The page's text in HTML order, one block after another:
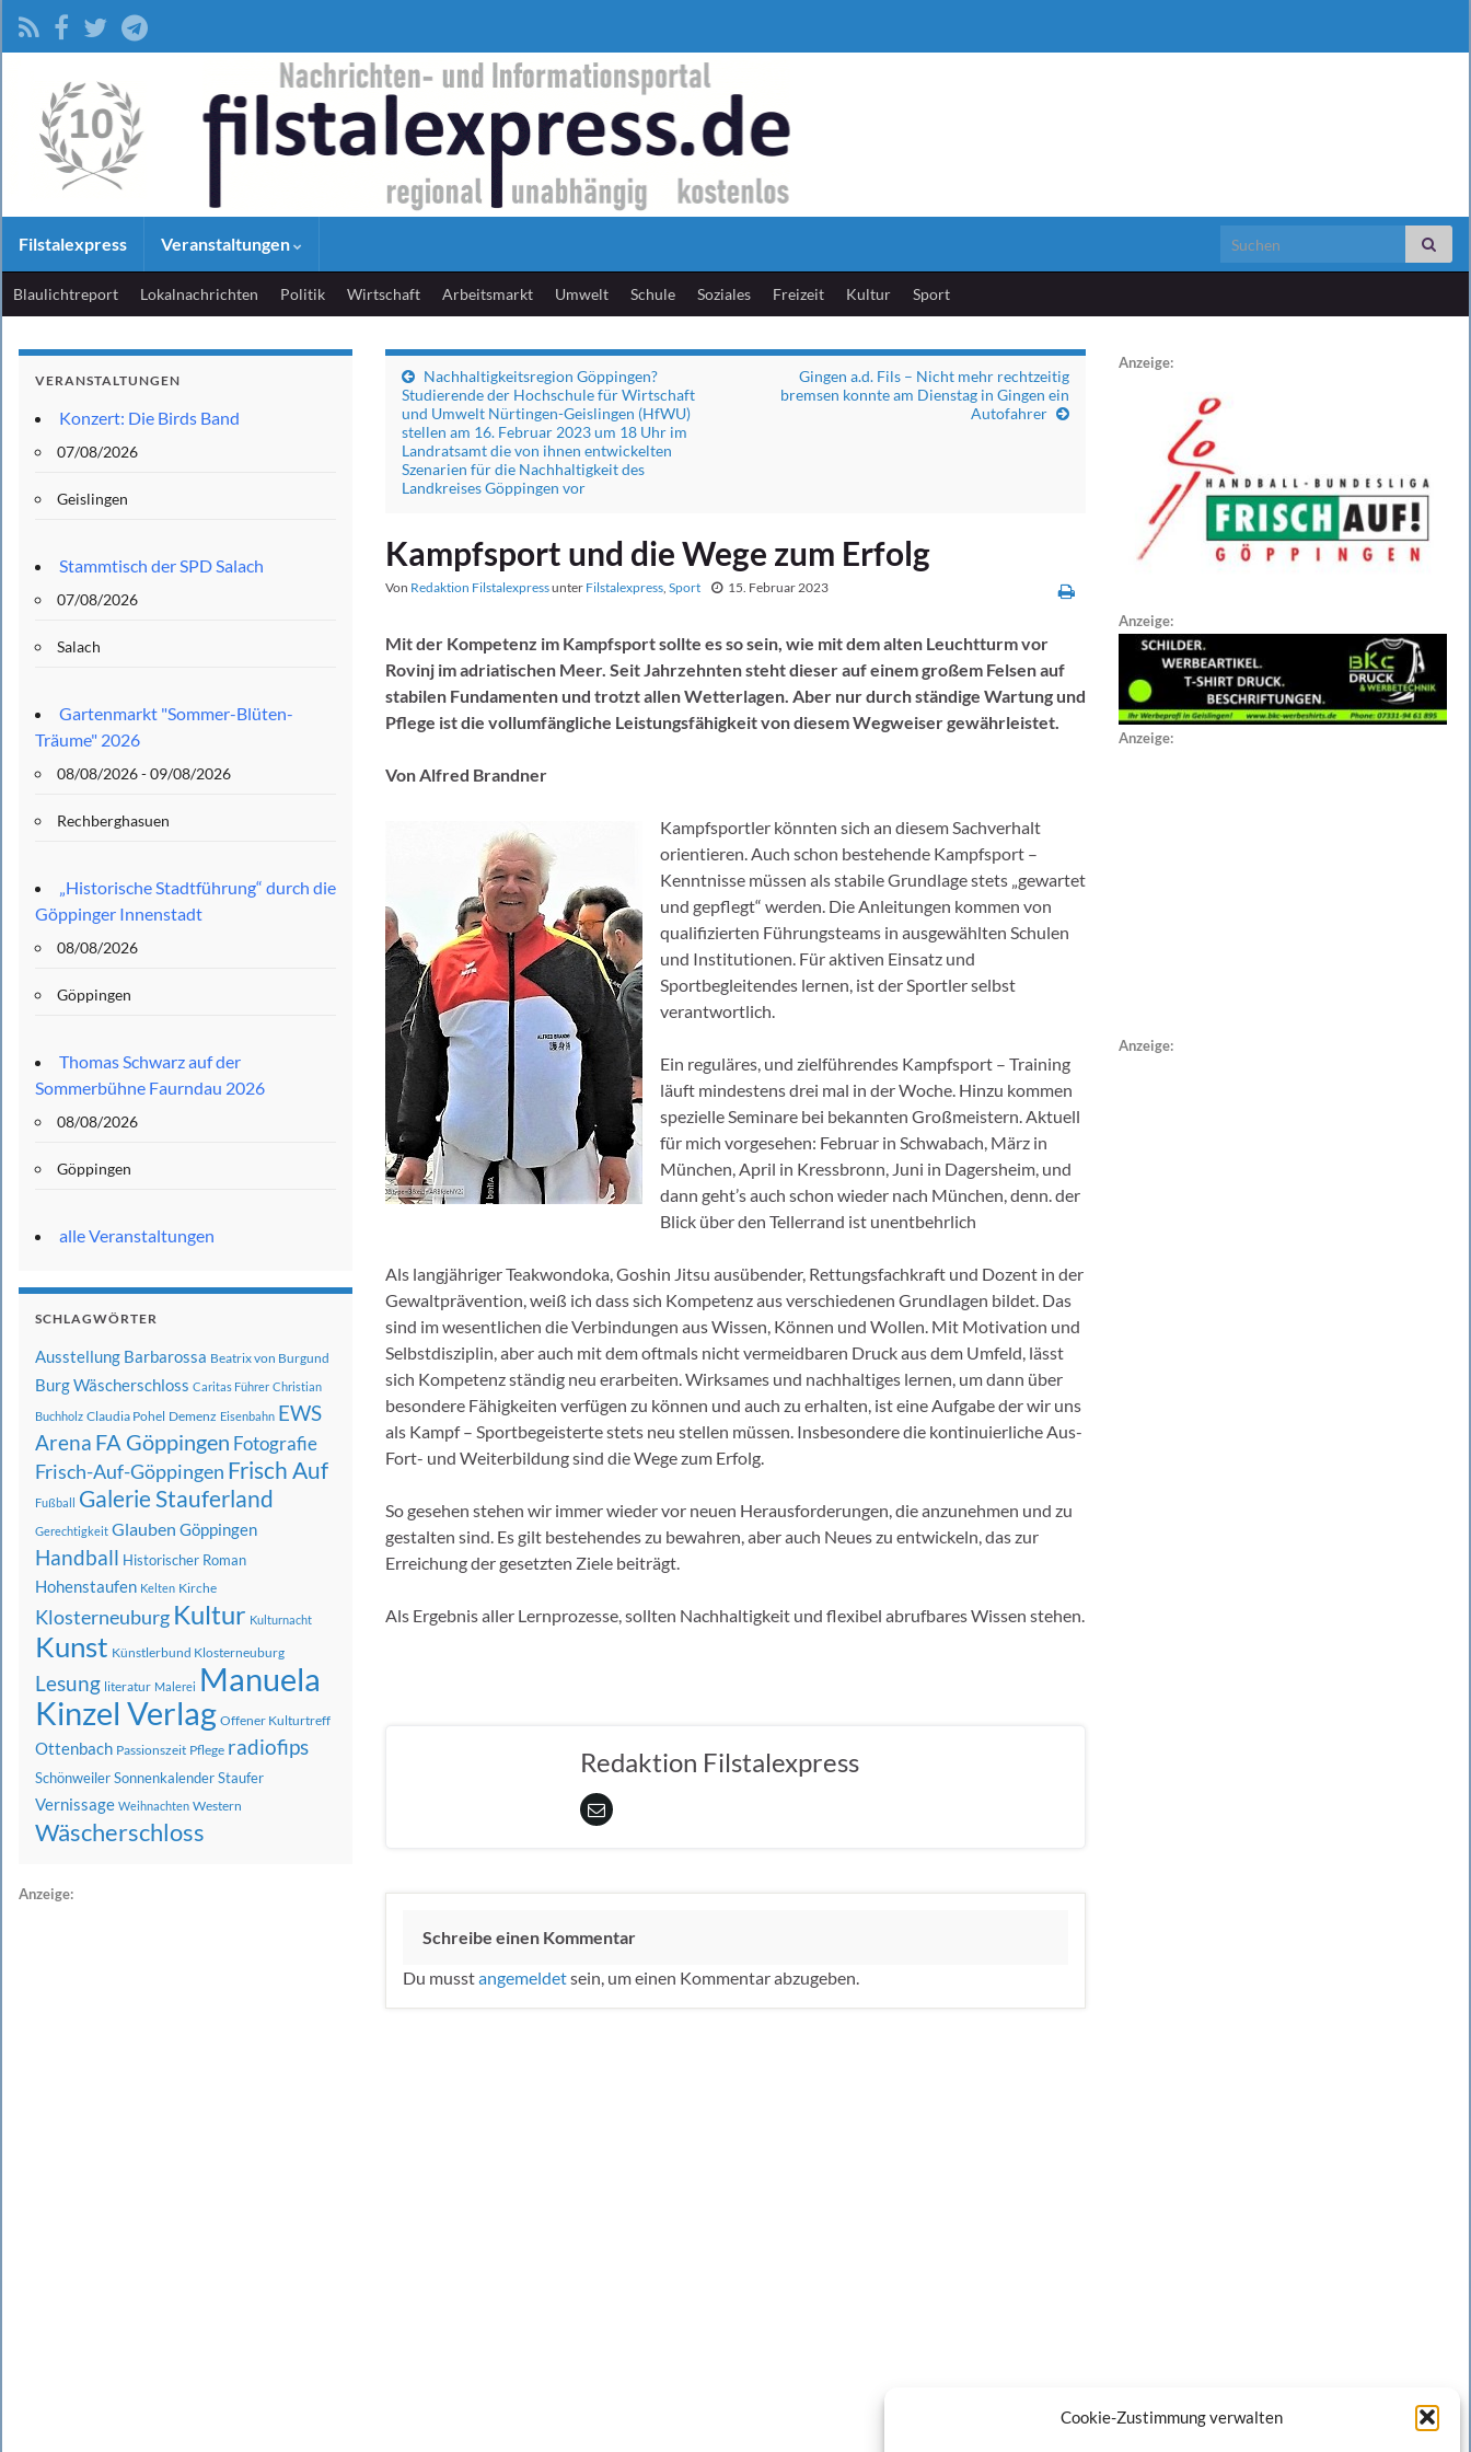
Cookie-Zustimmung verwalten
Filstalexpress Veranstaltungen Search for:
Blaulichtreport Lokalnachrichten Politik Wirtschaft Arbeitsmarkt Umwelt Schule Soziales Freizeit Kultur Sport
Nachhaltigkeitsregion Göppingen?
Studierende der Hochschule für Wirtschaft
und Umwelt Nürtingen-Geislingen (HfWU)
stellen am 16. Februar 2023 um 18 Uhr im
Landratsamt die von ihnen entwickelten
Szenarien für die Nachhaltigkeit des
Landkreises Göppingen vor
Gingen a.d. Fils – Nicht mehr rechtzeitig
bremsen konnte am Dienstag in Gingen ein
Autofahrer
Kampfsport und die Wege zum Erfolg
Von Redaktion Filstalexpressunter Filstalexpress, Sport 15. Februar 2023
Mit der Kompetenz im Kampfsport sollte es so sein, wie mit dem alten Leuchtturm vor
Rovinj im adriatischen Meer. Seit Jahrzehnten steht dieser auf einem großem Felsen auf
stabilen Fundamenten und trotzt allen Wetterlagen. Aber nur durch ständige Wartung und
Pflege ist die vollumfängliche Leistungsfähigkeit von diesem Wegweiser gewährleistet.
Von Alfred Brandner
Kampfsportler könnten sich an diesem Sachverhalt
orientieren. Auch schon bestehende Kampfsport –
Kenntnisse müssen als stabile Grundlage stets „gewartet
und gepflegt“ werden. Die Anleitungen kommen von
qualifizierten Führungsteams in ausgewählten Schulen
und Institutionen. Für aktiven Einsatz und
Sportbegleitendes lernen, ist der Sportler selbst
verantwortlich.
Ein reguläres, und zielführendes Kampfsport – Training
läuft mindestens drei mal in der Woche. Hinzu kommen
spezielle Seminare bei bekannten Großmeistern. Aktuell
für mich vorgesehen: Februar in Schwabach, März in
München, April in Kressbronn, Juni in Dagersheim, und
dann geht’s auch schon wieder nach München, denn. der
Blick über den Tellerrand ist unentbehrlich
Als langjähriger Teakwondoka, Goshin Jitsu ausübender, Rettungsfachkraft und Dozent in der
Gewaltprävention, weiß ich dass sich Kompetenz aus verschiedenen Grundlagen bildet. Das
sind im wesentlichen die Verbindungen aus Wissen, Können und Wollen. Mit Motivation und
Selbstdisziplin, aber auch mit dem oftmals nicht vermeidbaren Druck aus dem Umfeld, lässt
sich Kompetenz ständig neu erarbeiten. Wirksames und nachhaltiges lernen, um dann über
besondere Fähigkeiten verfügen zu können und auch zu erhalten, ist eine Aufgabe der wir uns
als Kampf – Sportbegeisterte stets neu stellen müssen. Insbesondere die kontinuierliche Aus-
Fort- und Weiterbildung sind die Wege zum Erfolg.
So gesehen stehen wir immer wieder vor neuen Herausforderungen, die anzunehmen und zu
gestalten sind. Es gilt bestehendes zu bewahren, aber auch Neues zu entwickeln, das zur
Erreichung der gesetzten Ziele beiträgt.
Als Ergebnis aller Lernprozesse, sollten Nachhaltigkeit und flexibel abrufbares Wissen stehen.
Redaktion Filstalexpress
Schreibe einen Kommentar
Du musstangemeldetsein, um einen Kommentar abzugeben.
VERANSTALTUNGEN
Konzert: Die Birds Band
07/08/2026
Geislingen
Stammtisch der SPD Salach
07/08/2026
Salach
Gartenmarkt "Sommer-Blüten-
Träume" 2026
08/08/2026 - 09/08/2026
Rechberghasuen
„Historische Stadtführung“ durch die
Göppinger Innenstadt
08/08/2026
Göppingen
Thomas Schwarz auf der
Sommerbühne Faurndau 2026
08/08/2026
Göppingen
alle Veranstaltungen
SCHLAGWÖRTER
Ausstellung Barbarossa Beatrix von Burgund
Burg Wäscherschloss Caritas Führer Christian
Buchholz Claudia Pohel Demenz Eisenbahn EWS
Arena FA Göppingen Fotografie
Frisch-Auf-Göppingen Frisch Auf
Fußball Galerie Stauferland
Gerechtigkeit Glauben Göppingen
Handball Historischer Roman
Hohenstaufen Kelten Kirche
Klosterneuburg Kultur Kulturnacht
Kunst Künstlerbund Klosterneuburg
Lesung literatur Malerei Manuela
Kinzel Verlag Offener Kulturtreff
Ottenbach Passionszeit Pflege radiofips
SchönweilerSonnenkalenderStaufer
Vernissage Weihnachten Western
Wäscherschloss
Anzeige:
Anzeige:
Anzeige:
Anzeige:
Anzeige: